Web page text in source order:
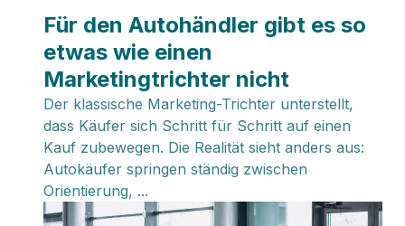
Für den Autohändler gibt es so
etwas wie einen
Marketingtrichter nicht
Der klassische Marketing-Trichter unterstellt,
dass Käufer sich Schritt für Schritt auf einen
Kauf zubewegen. Die Realität sieht anders aus:
Autokäufer springen ständig zwischen
Orientierung, ...